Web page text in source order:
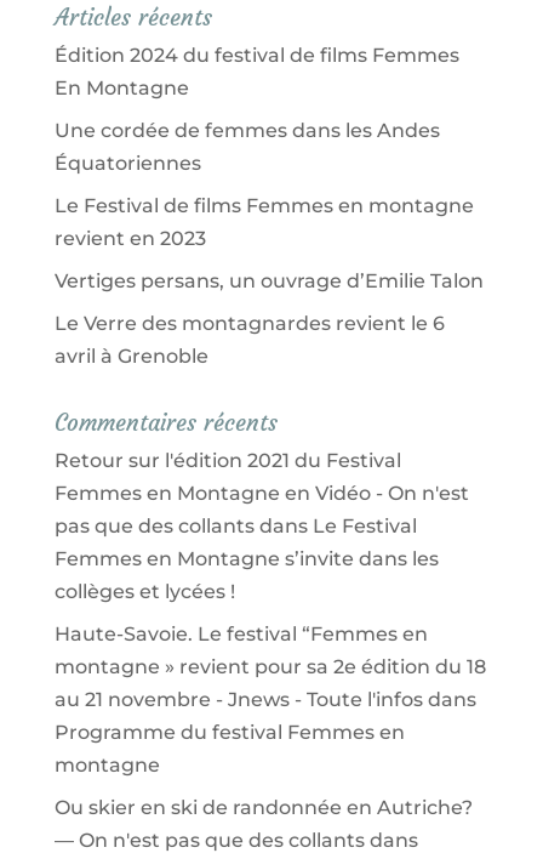
Articles récents
Édition 2024 du festival de films Femmes
En Montagne
Une cordée de femmes dans les Andes
Équatoriennes
Le Festival de films Femmes en montagne
revient en 2023
Vertiges persans, un ouvrage d’Emilie Talon
Le Verre des montagnardes revient le 6
avril à Grenoble
Commentaires récents
Retour sur l'édition 2021 du Festival
Femmes en Montagne en Vidéo - On n'est
pas que des collantsdans Le Festival
Femmes en Montagne s’invite dans les
collèges et lycées !
Haute-Savoie. Le festival “Femmes en
montagne » revient pour sa 2e édition du 18
au 21 novembre - Jnews - Toute l'infosdans
Programme du festival Femmes en
montagne
Ou skier en ski de randonnée en Autriche?
— On n'est pas que des collantsdans